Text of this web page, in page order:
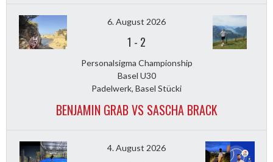
6. August 2026
1 - 2
Personalsigma Championship
Basel U30
Padelwerk, Basel Stücki
BENJAMIN GRAB VS SASCHA BRACK
4. August 2026